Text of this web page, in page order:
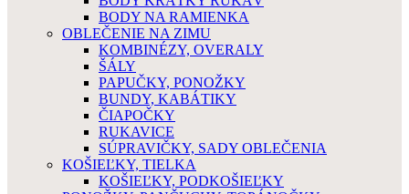
BODY NA RAMIENKA
OBLEČENIE NA ZIMU
KOMBINÉZY, OVERALY
ŠÁLY
PAPUČKY, PONOŽKY
BUNDY, KABÁTIKY
ČIAPOČKY
RUKAVICE
SÚPRAVIČKY, SADY OBLEČENIA
KOŠIEĽKY, TIELKA
KOŠIEĽKY, PODKOŠIEĽKY